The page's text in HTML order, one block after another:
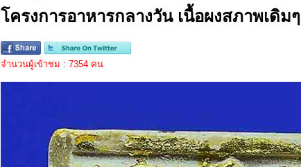
โครงการอาหารกลางวัน เนื้อผงสภาพเดิ
จำนวนผู้เข้าชม : 7354 คน